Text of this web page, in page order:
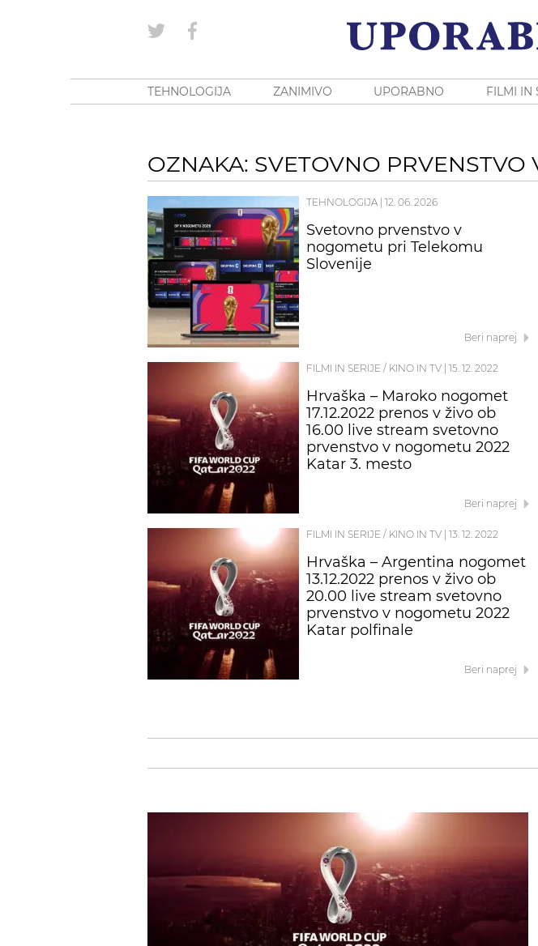
TEHNOLOGIJA ZANIMIVO UPORABNO FILMI IN
OZNAKA: SVETOVNO
TEHNOLOGIJA 12. 06. 2026
Svetovno prvenstvo v
nogometu pri Telekomu
Slovenije
Beri naprej
FILMI IN SERIJE / KINO IN TV 15. 12. 2022
Hrvaška – Maroko nogomet
17.12.2022 prenos v živo ob
16.00 live stream svetovno
prvenstvo v nogometu 2022
Katar 3. mesto
Beri naprej
FILMI IN SERIJE / KINO IN TV 13. 12. 2022
Hrvaška – Argentina nogomet
13.12.2022 prenos v živo ob
20.00 live stream svetovno
prvenstvo v nogometu 2022
Katar polfinale
Beri naprej